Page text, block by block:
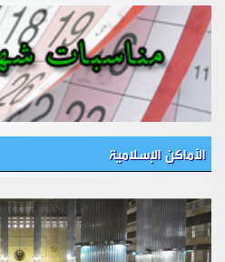
الأماكن الإسلامية